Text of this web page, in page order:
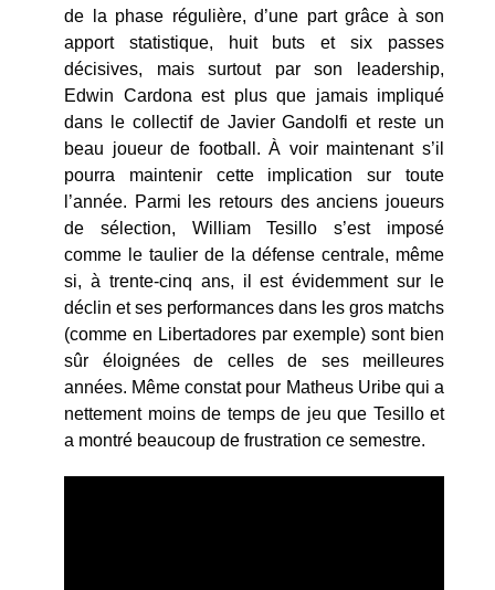
de la phase régulière, d’une part grâce à son
apport statistique, huit buts et six passes
décisives, mais surtout par son leadership,
Edwin Cardona est plus que jamais impliqué
dans le collectif de Javier Gandolfi et reste un
beau joueur de football. À voir maintenant s’il
pourra maintenir cette implication sur toute
l’année. Parmi les retours des anciens joueurs
de sélection, William Tesillo s’est imposé
comme le taulier de la défense centrale, même
si, à trente-cinq ans, il est évidemment sur le
déclin et ses performances dans les gros matchs
(comme en Libertadores par exemple) sont bien
sûr éloignées de celles de ses meilleures
années. Même constat pour Matheus Uribe qui a
nettement moins de temps de jeu que Tesillo et
a montré beaucoup de frustration ce semestre.